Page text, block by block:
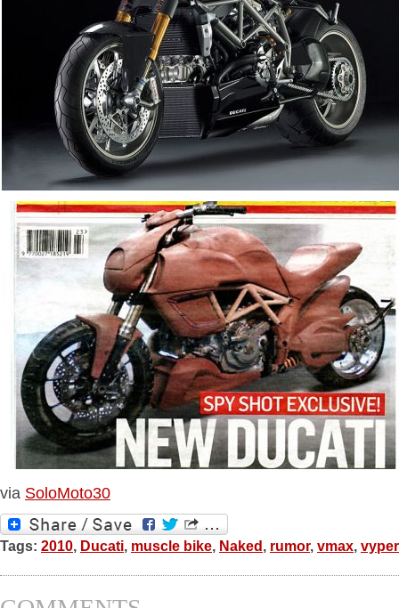
via SoloMoto30
Tags: 2010, Ducati, muscle bike, Naked, rumor, vmax, vyper